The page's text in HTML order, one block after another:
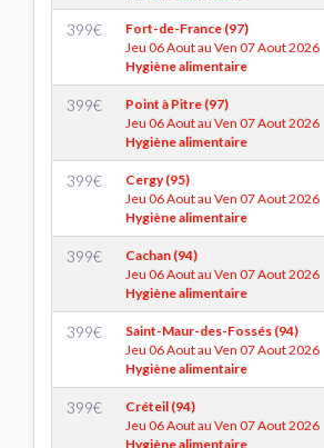
399€
Fort-de-France (97)
Jeu 06 Aout au Ven 07 Aout 2026
Hygiène alimentaire
399€
Point à Pitre (97)
Jeu 06 Aout au Ven 07 Aout 2026
Hygiène alimentaire
399€
Cergy (95)
Jeu 06 Aout au Ven 07 Aout 2026
Hygiène alimentaire
399€
Cachan (94)
Jeu 06 Aout au Ven 07 Aout 2026
Hygiène alimentaire
399€
Saint-Maur-des-Fossés (94)
Jeu 06 Aout au Ven 07 Aout 2026
Hygiène alimentaire
399€
Créteil (94)
Jeu 06 Aout au Ven 07 Aout 2026
Hygiène alimentaire